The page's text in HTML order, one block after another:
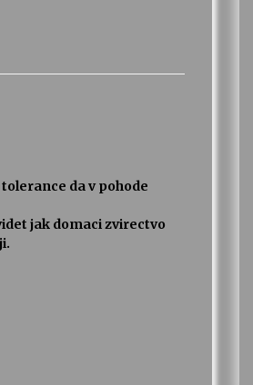
da v pohode
jak domaci zvirectvo